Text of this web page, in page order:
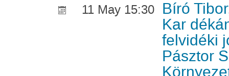
11 May 15:30 Bíró
Kar
felvidéki
Pásztor